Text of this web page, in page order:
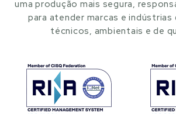
uma produção mais segura,
para atender marcas e
técnicos, ambientais e de